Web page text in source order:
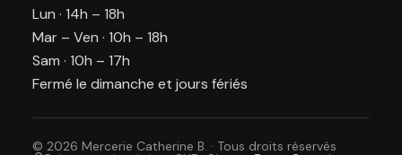
Lun · 14h – 18h
Mar – Ven · 10h – 18h
Sam · 10h – 17h
Fermé le dimanche et jours fériés
© 2026 Mercerie Catherine B. · Tous droits réservés